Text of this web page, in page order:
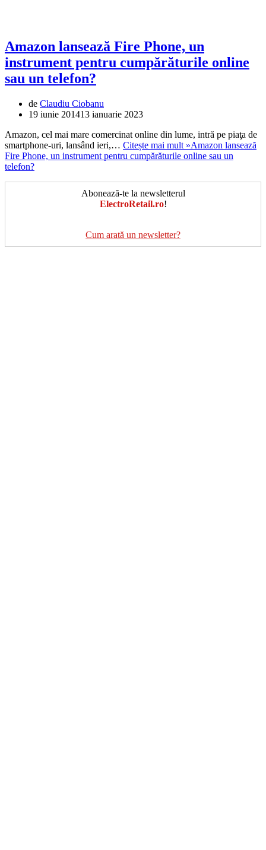
Amazon lansează Fire Phone, un
instrument pentru cumpărăturile online
sau un telefon?
de Claudiu Ciobanu
19 iunie 201413 ianuarie 2023
Amazon, cel mai mare comercinat online din lume, intră pe piaţa de
smartphone-uri, lansând ieri,… Citește mai mult »Amazon lansează
Fire Phone, un instrument pentru cumpărăturile online sau un
telefon?
Abonează-te la newsletterul
ElectroRetail.ro!
Cum arată un newsletter?